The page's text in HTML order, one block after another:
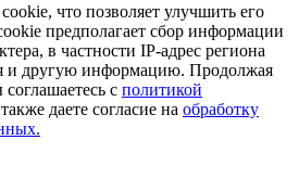
что позволяет улучшить его
предполагает сбор информации
в частности IP-адрес региона
и другую информацию. Продолжая
с политикой
даете согласие на обработку